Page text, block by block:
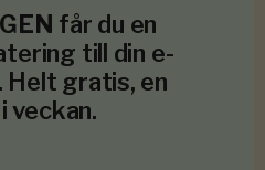
får du en
till din e-
Helt gratis, en
veckan.